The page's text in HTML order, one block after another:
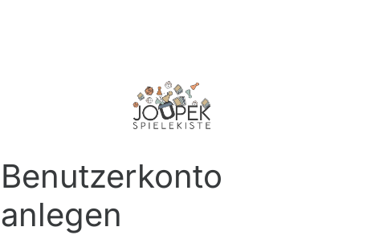
Benutzerkonto
anlegen